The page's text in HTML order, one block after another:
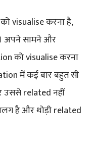
visualise करना है,
अपने सामने और
को visualise करना
में कई बार बहुत सी
उससे related नहीं
है और थोड़ी related